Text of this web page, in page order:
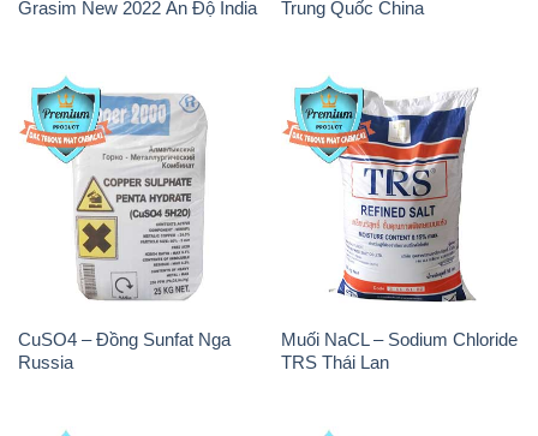
Grasim New 2022 Ấn Độ India
Trung Quốc China
CuSO4 – Đồng Sunfat Nga
Russia
Muối NaCL – Sodium Chloride
TRS Thái Lan